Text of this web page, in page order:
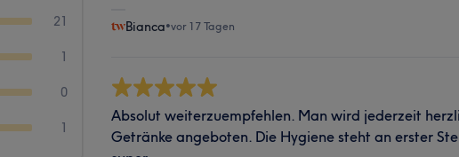
21
1
0
1
Bianca•vor 17 Tagen
Absolut weiterzuempfehlen. Man wird jederzeit
Getränke angeboten. Die Hygiene steht an erster